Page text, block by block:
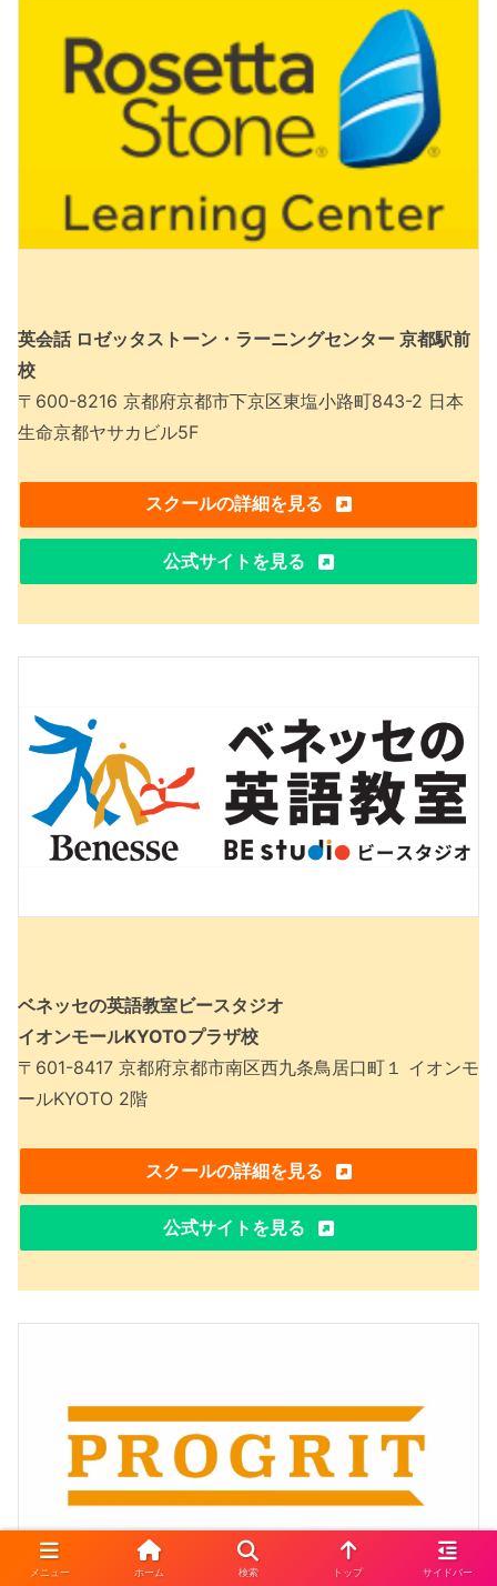
英会話 ロゼッタストーン・ラーニングセンター 京都駅前
校
〒600-8216 京都府京都市下京区東塩小路町843-2 日本
生命京都ヤサカビル5F
スクールの詳細を見る
公式サイトを見る
ベネッセの英語教室ビースタジオ
イオンモールKYOTOプラザ校
〒601-8417 京都府京都市南区西九条鳥居口町１ イオンモ
ールKYOTO 2階
スクールの詳細を見る
公式サイトを見る
メニュー ホーム 検索 トップ サイドバー